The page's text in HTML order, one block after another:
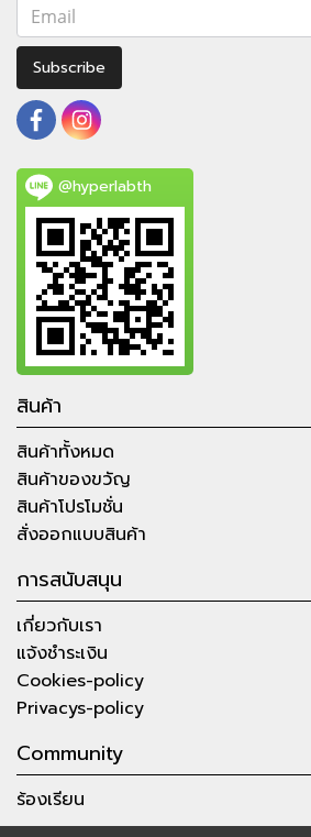
Subscribe
@hyperlabth
สินค้า
สินค้าทั้งหมด
สินค้าของขวัญ
สินค้าโปรโมชั่น
สั่งออกแบบสินค้า
การสนับสนุน
เกี่ยวกับเรา
แจ้งชำระเงิน
Cookies-policy
Privacys-policy
Community
ร้องเรียน